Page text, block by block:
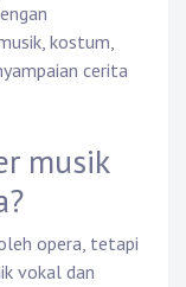
kostum,
cerita
musik
opera, tetapi
vokal dan